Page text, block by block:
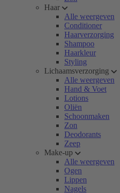
Haar
Alle weergeven
Conditioner
Haarverzorging
Shampoo
Haarkleur
Styling
Lichaamsverzorging
Alle weergeven
Hand & Voet
Lotions
Oliën
Schoonmaken
Zon
Deodorants
Zeep
Make-up
Alle weergeven
Ogen
Lippen
Nagels